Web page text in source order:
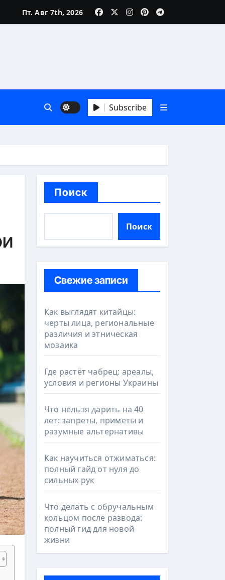
Пт. Авг 7th, 2026
Subscribe
Поиск
Поиск
Свежие записи
Как выглядят китайцы:
черты лица, региональные
различия и этническая
мозаика
Где растёт чабрец: ареалы,
условия и регионы Украины
Что нельзя дарить на 40
лет: запреты, приметы и
разумные альтернативы
Как научиться отжиматься:
полный гайд от нуля до
сильных рук
Что делать с обручальным
кольцом после развода:
полный гид для новой
жизни